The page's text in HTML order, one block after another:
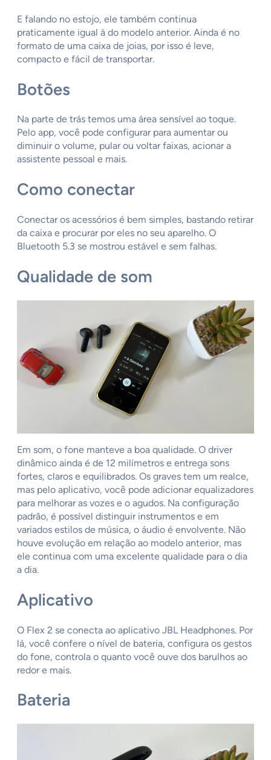
E falando no estojo, ele também continua
praticamente igual à do modelo anterior. Ainda é no
formato de uma caixa de joias, por isso é leve,
compacto e fácil de transportar.
Botões
Na parte de trás temos uma área sensível ao toque.
Pelo app, você pode configurar para aumentar ou
diminuir o volume, pular ou voltar faixas, acionar a
assistente pessoal e mais.
Como conectar
Conectar os acessórios é bem simples, bastando retirar
da caixa e procurar por eles no seu aparelho. O
Bluetooth 5.3 se mostrou estável e sem falhas.
Qualidade de som
Em som, o fone manteve a boa qualidade. O driver
dinâmico ainda é de 12 milímetros e entrega sons
fortes, claros e equilibrados. Os graves tem um realce,
mas pelo aplicativo, você pode adicionar equalizadores
para melhorar as vozes e o agudos. Na configuração
padrão, é possível distinguir instrumentos e em
variados estilos de música, o áudio é envolvente. Não
houve evolução em relação ao modelo anterior, mas
ele continua com uma excelente qualidade para o dia
a dia.
Aplicativo
O Flex 2 se conecta ao aplicativo JBL Headphones. Por
lá, você confere o nível de bateria, configura os gestos
do fone, controla o quanto você ouve dos barulhos ao
redor e mais.
Bateria